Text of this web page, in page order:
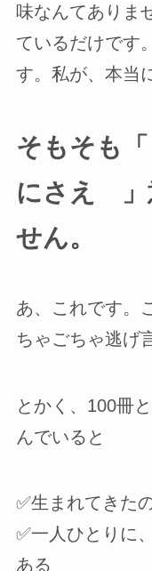
味なんてありま
ているだけです
す。私が、本当
そもそも
にさえ 」
せん。
あ、これです。
ちゃごちゃ逃げ
とかく、100冊
んでいると
✅生まれてきた
✅一人ひとりに
ある